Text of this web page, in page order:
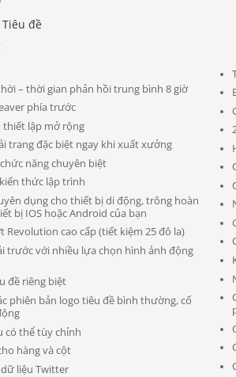
– thời gian phản hồi trung bình 8 giờ
phía trước
thiết lập mở rộng
trang đặc biệt ngay khi xuất xưởng
năng chuyên biệt
​​thức lập trình
dụng cho thiết bị di động, trông hoàn
bị IOS hoặc Android của bạn
Revolution cao cấp (tiết kiệm 25 đô la)
trước với nhiều lựa chọn hình ảnh động
đề riêng biệt
phiên bản logo tiêu đề bình thường, cố
có thể tùy chỉnh
hàng và cột
liệu Twitter